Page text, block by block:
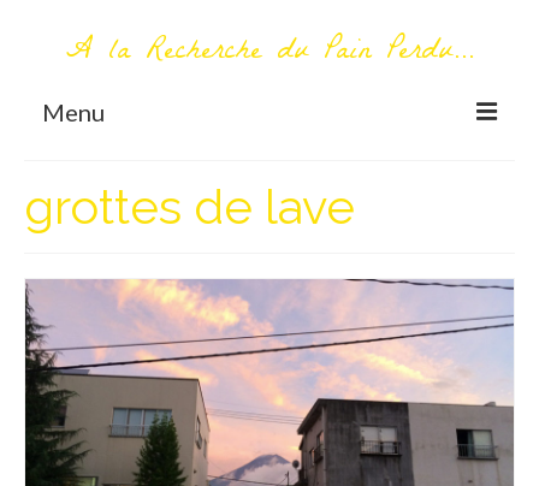
A la Recherche du Pain Perdu...
Menu
Première visite – A propos
Me contacter
AUTOUR DU MONDE
AFRIQUE
La Réunion
AMERIQUE DU SUD
grottes de lave